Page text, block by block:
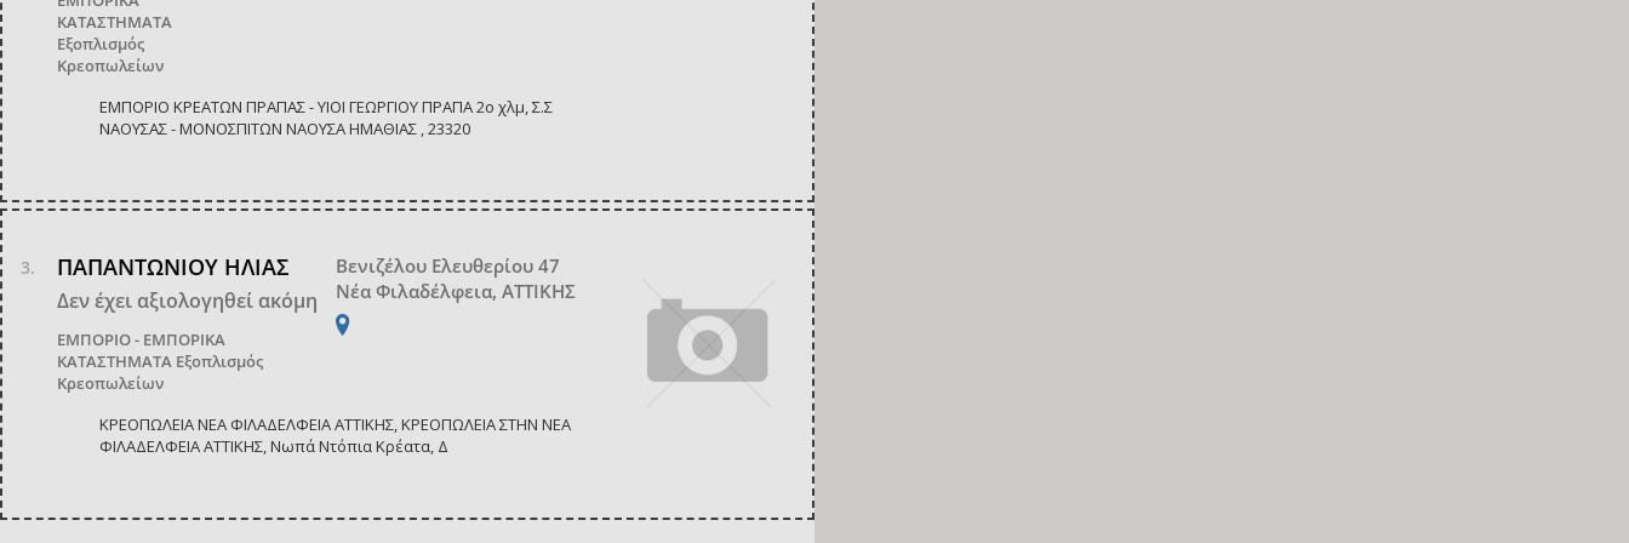
ΚΑΤΑΣΤΗΜΑΤΑ
Εξοπλισμός
Κρεοπωλείων
ΕΜΠΟΡΙΟ ΚΡΕΑΤΩΝ ΠΡΑΠΑΣ - ΥΙΟΙ ΓΕΩΡΓΙΟΥ ΠΡΑΠΑ 2ο χλμ, Σ.Σ
ΝΑΟΥΣΑΣ - ΜΟΝΟΣΠΙΤΩΝ ΝΑΟΥΣΑ ΗΜΑΘΙΑΣ , 23320
ΠΑΠΑΝΤΩΝΙΟΥ ΗΛΙΑΣ
Δεν έχει αξιολογηθεί ακόμη
ΕΜΠΟΡΙΟ - ΕΜΠΟΡΙΚΑ
ΚΑΤΑΣΤΗΜΑΤΑ Εξοπλισμός
Κρεοπωλείων
Βενιζέλου Ελευθερίου 47
Νέα Φιλαδέλφεια, ΑΤΤΙΚΗΣ
ΚΡΕΟΠΩΛΕΙΑ ΝΕΑ ΦΙΛΑΔΕΛΦΕΙΑ ΑΤΤΙΚΗΣ, ΚΡΕΟΠΩΛΕΙΑ ΣΤΗΝ ΝΕΑ
ΦΙΛΑΔΕΛΦΕΙΑ ΑΤΤΙΚΗΣ, Νωπά Ντόπια Κρέατα, Δ